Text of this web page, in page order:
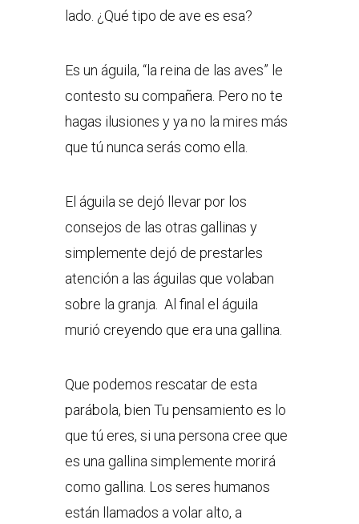
lado. ¿Qué tipo de ave es esa?
Es un águila, “la reina de las aves” le
contesto su compañera. Pero no te
hagas ilusiones y ya no la mires más
que tú nunca serás como ella.
El águila se dejó llevar por los
consejos de las otras gallinas y
simplemente dejó de prestarles
atención a las águilas que volaban
sobre la granja. Al final el águila
murió creyendo que era una gallina.
Que podemos rescatar de esta
parábola, bien Tu pensamiento es lo
que tú eres, si una persona cree que
es una gallina simplemente morirá
como gallina. Los seres humanos
están llamados a volar alto, a